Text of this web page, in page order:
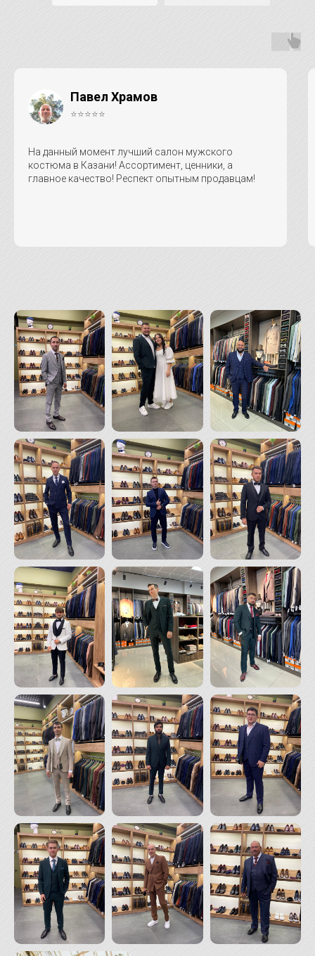
Павел Храмов
⭐⭐⭐⭐⭐
На данный момент лучший салон мужского
костюма в Казани! Ассортимент, ценники, а
главное качество! Респект опытным продавцам!